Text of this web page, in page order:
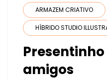
ARMAZEM CRIATIVO
HÍBRIDO STUDIO
amigos